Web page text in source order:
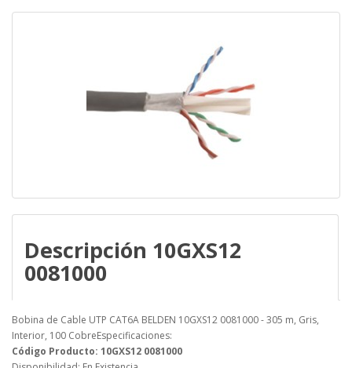
Descripción 10GXS12
0081000
Bobina de Cable UTP CAT6A BELDEN 10GXS12 0081000 - 305 m, Gris,
Interior, 100 CobreEspecificaciones:
Código Producto: 10GXS12 0081000